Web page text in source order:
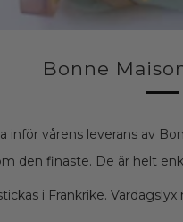
Bonne
inför vårens leverans av
den finaste. De är helt
i Frankrike. Vardagslyx